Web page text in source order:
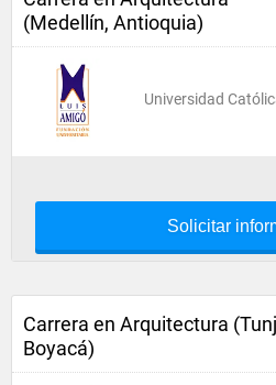
(Medellín, Antioquia)
Universidad
Solicitar
Carrera en Arquitectura
Boyacá)